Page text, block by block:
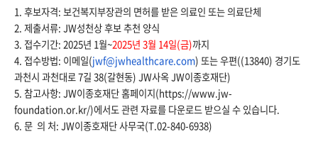
1. 후보자격: 보건복지부장관의 면허를 받은 의료인 또는 의료단체
2. 제출서류: JW성천상 후보 추천 양식
3. 접수기간: 2025년 1월~2025년 3월 14일(금)까지
4. 접수방법: 이메일(jwf@jwhealthcare.com) 또는 우편((13840) 경기도
과천시 과천대로 7길 38(갈현동) JW사옥JW이종호재단)
5. 참고사항: JW이종호재단 홈페이지(https://www.jw-
foundation.or.kr/)에서도 관련 자료를 다운로드 받으실 수 있습니다.
6. 문 의 처: JW이종호재단사무국(T.02-840-6938)